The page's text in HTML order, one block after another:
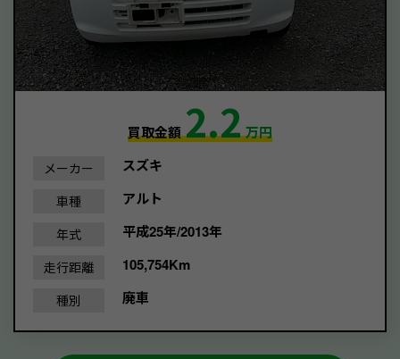
買取金額2.2万円
メーカー スズキ
車種 アルト
年式 平成25年/2013年
走行距離 105,754Km
種別 廃車